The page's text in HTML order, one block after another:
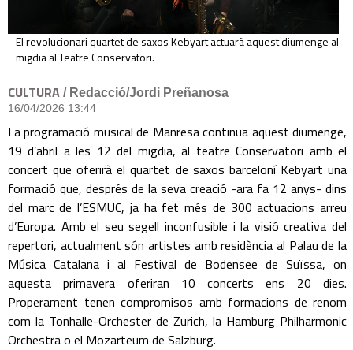
El revolucionari quartet de saxos Kebyart actuarà aquest diumenge al
migdia al Teatre Conservatori.
CULTURA / Redacció/Jordi Preñanosa
16/04/2026 13:44
La programació musical de Manresa continua aquest diumenge,
19 d’abril a les 12 del migdia, al teatre Conservatori amb el
concert que oferirà el quartet de saxos barceloní Kebyart una
formació que, després de la seva creació -ara fa 12 anys- dins
del marc de l’ESMUC, ja ha fet més de 300 actuacions arreu
d’Europa. Amb el seu segell inconfusible i la visió creativa del
repertori, actualment són artistes amb residència al Palau de la
Música Catalana i al Festival de Bodensee de Suïssa, on
aquesta primavera oferiran 10 concerts ens 20 dies.
Properament tenen compromisos amb formacions de renom
com la Tonhalle-Orchester de Zurich, la Hamburg Philharmonic
Orchestra o el Mozarteum de Salzburg.